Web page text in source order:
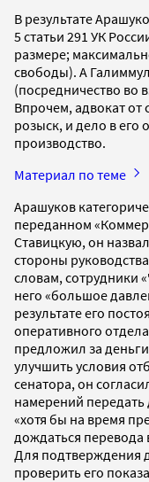
В результате
5 статьи 291 УК
размере;
свободы). А
(посредничество во
Впрочем, адвокат от
розыск, и дело в
производство.
Материал по теме
Арашуков
переданном
Ставицкую, он
стороны
словам, сотрудники
него «большое
результате его
оперативного
предложил за
улучшить условия
сенатора, он
намерений передать
«хотя бы на время
дождаться
Для подтверждения
проверить его